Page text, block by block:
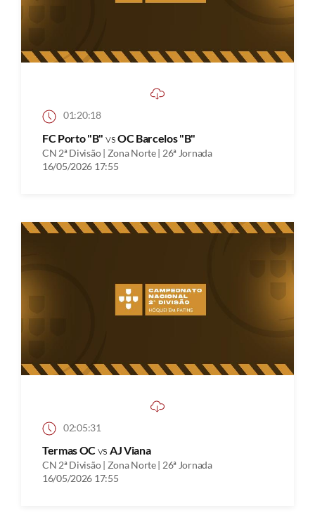
01:20:18
FC Porto "B" vsOC Barcelos "B"
CN 2ª Divisão | Zona Norte | 26ª Jornada
16/05/2026 17:55
02:05:31
Termas OCvs AJ Viana
CN 2ª Divisão | Zona Norte | 26ª Jornada
16/05/2026 17:55